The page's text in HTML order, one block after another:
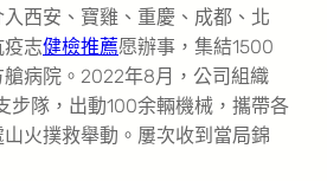
西安、寶雞、重慶、成都、北
疫志健檢推薦愿辦事，集結1500
病院。2022年8月，公司組織
步隊，出動100余輛機械，攜帶各
火撲救舉動。屢次收到當局錦